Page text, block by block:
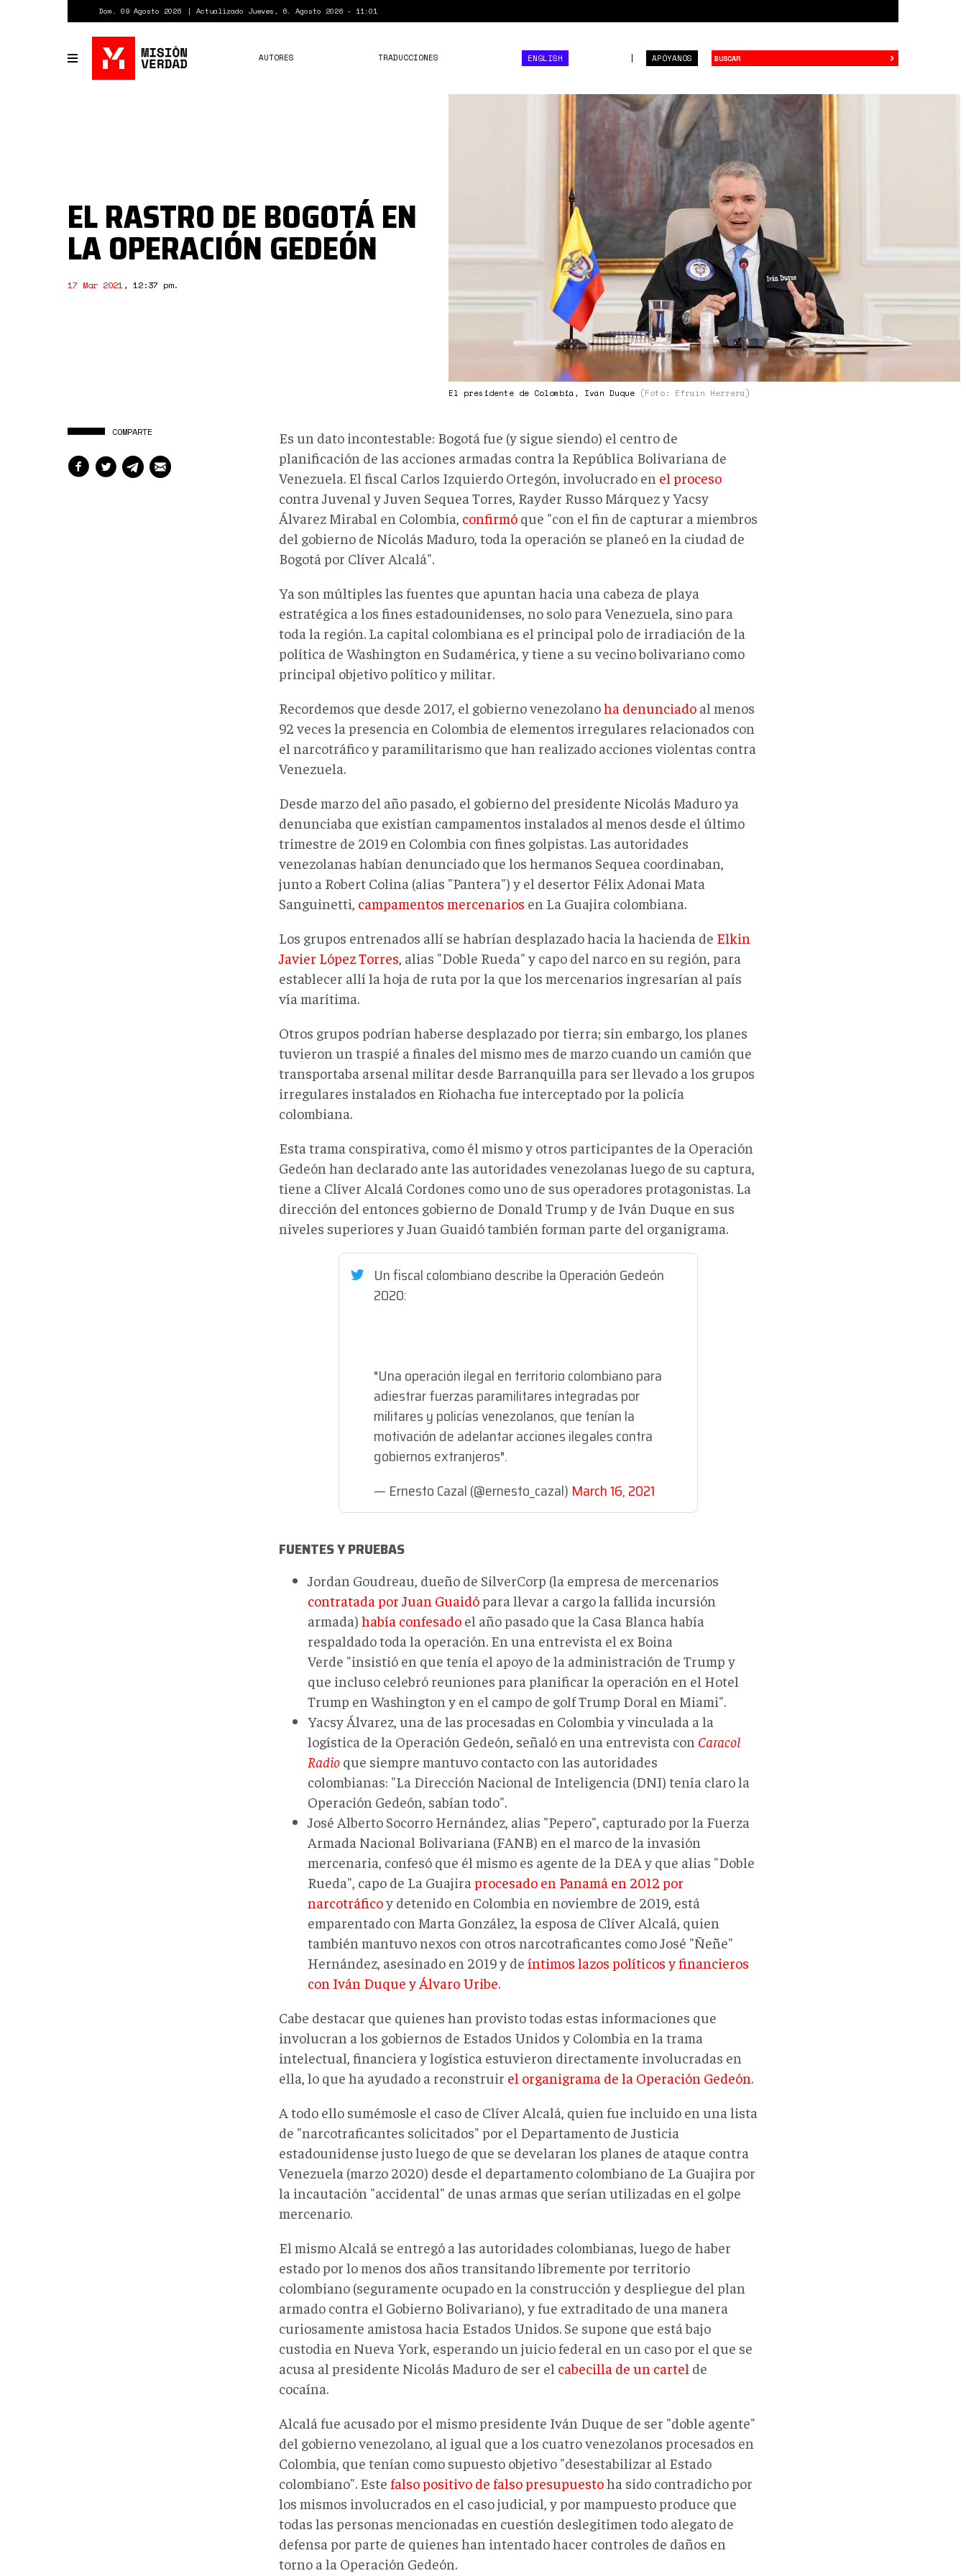
Dom. 09 Agosto 2026 Actualizado Jueves, 6. Agosto 2026 - 11:01
Toggle
navigation
APÓYANOS
AUTORES TRADUCCIONES ENGLISH ›
El presidente de Colombia, Iván Duque (Foto: Efraín Herrera)
EL RASTRO DE BOGOTÁ EN
LA OPERACIÓN GEDEÓN
17 Mar 2021, 12:37 pm.
COMPARTE
Es un dato incontestable: Bogotá fue (y sigue siendo) el centro de
planificación de las acciones armadas contra la República Bolivariana de
Venezuela. El fiscal Carlos Izquierdo Ortegón, involucrado en el proceso
contra Juvenal y Juven Sequea Torres, Rayder Russo Márquez y Yacsy
Álvarez Mirabal en Colombia, confirmó que "con el fin de capturar a miembros
del gobierno de Nicolás Maduro, toda la operación se planeó en la ciudad de
Bogotá por Clíver Alcalá".
Ya son múltiples las fuentes que apuntan hacia una cabeza de playa
estratégica a los fines estadounidenses, no solo para Venezuela, sino para
toda la región. La capital colombiana es el principal polo de irradiación de la
política de Washington en Sudamérica, y tiene a su vecino bolivariano como
principal objetivo político y militar.
Recordemos que desde 2017, el gobierno venezolanoha denunciado al menos
92 veces la presencia en Colombia de elementos irregulares relacionados con
el narcotráfico y paramilitarismo que han realizado acciones violentas contra
Venezuela.
Desde marzo del año pasado, el gobierno del presidente Nicolás Maduro ya
denunciaba que existían campamentos instalados al menos desde el último
trimestre de 2019 en Colombia con fines golpistas. Las autoridades
venezolanas habían denunciado que los hermanos Sequea coordinaban,
junto a Robert Colina (alias "Pantera") y el desertor Félix Adonai Mata
Sanguinetti, campamentos mercenarios en La Guajira colombiana.
Los grupos entrenados allí se habrían desplazado hacia la hacienda de Elkin
Javier López Torres, alias "Doble Rueda" y capo del narco en su región, para
establecer allí la hoja de ruta por la que los mercenarios ingresarían al país
vía marítima.
Otros grupos podrían haberse desplazado por tierra; sin embargo, los planes
tuvieron un traspié a finales del mismo mes de marzo cuando un camión que
transportaba arsenal militar desde Barranquilla para ser llevado a los grupos
irregulares instalados en Riohacha fue interceptado por la policía
colombiana.
Esta trama conspirativa, como él mismo y otros participantes de la Operación
Gedeón han declarado ante las autoridades venezolanas luego de su captura,
tiene a Clíver Alcalá Cordones como uno de sus operadores protagonistas. La
dirección del entonces gobierno de Donald Trump y de Iván Duque en sus
niveles superiores y Juan Guaidó también forman parte del organigrama.
Un fiscal colombiano describe la Operación Gedeón
2020:
"Una operación ilegal en territorio colombiano para
adiestrar fuerzas paramilitares integradas por
militares y policías venezolanos, que tenían la
motivación de adelantar acciones ilegales contra
gobiernos extranjeros".
— Ernesto Cazal (@ernesto_cazal) March 16, 2021
FUENTES Y PRUEBAS
Jordan Goudreau, dueño de SilverCorp (la empresa de mercenarios
contratada por Juan Guaidópara llevar a cargo la fallida incursión
armada) había confesado el año pasado que la Casa Blanca había
respaldado toda la operación. En una entrevista el ex Boina
Verde "insistió en que tenía el apoyo de la administración de Trump y
que incluso celebró reuniones para planificar la operación en el Hotel
Trump en Washington y en el campo de golf Trump Doral en Miami".
Yacsy Álvarez, una de las procesadas en Colombia y vinculada a la
logística de la Operación Gedeón, señaló en una entrevista con Caracol
Radio que siempre mantuvo contacto con las autoridades
colombianas: "La Dirección Nacional de Inteligencia (DNI) tenía claro la
Operación Gedeón, sabían todo".
José Alberto Socorro Hernández, alias "Pepero", capturado por la Fuerza
Armada Nacional Bolivariana (FANB) en el marco de la invasión
mercenaria, confesó que él mismo es agente de la DEA y que alias "Doble
Rueda", capo de La Guajira procesado en Panamá en 2012 por
narcotráficoy detenido en Colombia en noviembre de 2019, está
emparentado con Marta González, la esposa de Clíver Alcalá, quien
también mantuvo nexos con otros narcotraficantes como José "Ñeñe"
Hernández, asesinado en 2019 y de íntimos lazos políticos y financieros
con Iván Duque y Álvaro Uribe.
Cabe destacar que quienes han provisto todas estas informaciones que
involucran a los gobiernos de Estados Unidos y Colombia en la trama
intelectual, financiera y logística estuvieron directamente involucradas en
ella, lo que ha ayudado a reconstruir el organigrama de la Operación Gedeón.
A todo ello sumémosle el caso de Clíver Alcalá, quien fue incluido en una lista
de "narcotraficantes solicitados" por el Departamento de Justicia
estadounidense justo luego de que se develaran los planes de ataque contra
Venezuela (marzo 2020) desde el departamento colombiano de La Guajira por
la incautación "accidental" de unas armas que serían utilizadas en el golpe
mercenario.
El mismo Alcalá se entregó a las autoridades colombianas, luego de haber
estado por lo menos dos años transitando libremente por territorio
colombiano (seguramente ocupado en la construcción y despliegue del plan
armado contra el Gobierno Bolivariano), y fue extraditado de una manera
curiosamente amistosa hacia Estados Unidos. Se supone que está bajo
custodia en Nueva York, esperando un juicio federal en un caso por el que se
acusa al presidente Nicolás Maduro de ser el cabecilla de un cartel de
cocaína.
Alcalá fue acusado por el mismo presidente Iván Duque de ser "doble agente"
del gobierno venezolano, al igual que a los cuatro venezolanos procesados en
Colombia, que tenían como supuesto objetivo "desestabilizar al Estado
colombiano". Este falso positivo de falso presupuestoha sido contradicho por
los mismos involucrados en el caso judicial, y por mampuesto produce que
todas las personas mencionadas en cuestión deslegitimen todo alegato de
defensa por parte de quienes han intentado hacer controles de daños en
torno a la Operación Gedeón.